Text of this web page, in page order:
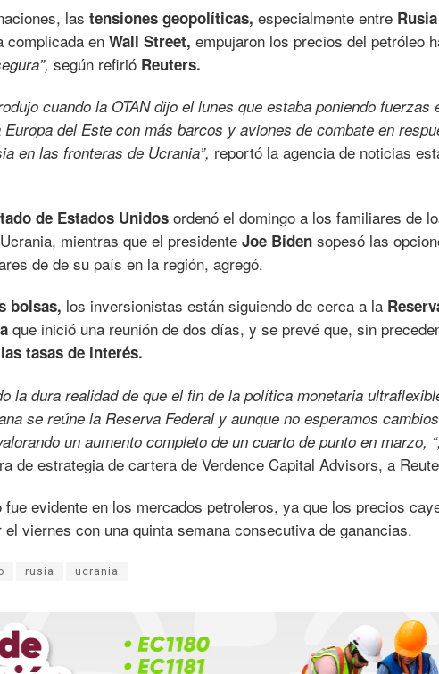
las tensiones geopolíticas, especialmente entre
complicada en Wall Street, empujaron los precios del petróleo
según refirió Reuters.
cuando la OTAN dijo el lunes que estaba poniendo fuerzas
del Este con más barcos y aviones de combate en
en las fronteras de Ucrania”, reportó la agencia de noticias
de Estados Unidos ordenó el domingo a los familiares de
mientras que el presidente Joe Biden sopesó las
de de su país en la región, agregó.
bolsas, los inversionistas están siguiendo de cerca a la
que inició una reunión de dos días, y se prevé que, sin
tasas de interés.
la dura realidad de que el fin de la política monetaria
se reúne la Reserva Federal y aunque no esperamos
un aumento completo de un cuarto de punto en marzo, “,
de estrategia de cartera de Verdence Capital Advisors, a
evidente en los mercados petroleros, ya que los precios
viernes con una quinta semana consecutiva de ganancias.
rusia ucrania